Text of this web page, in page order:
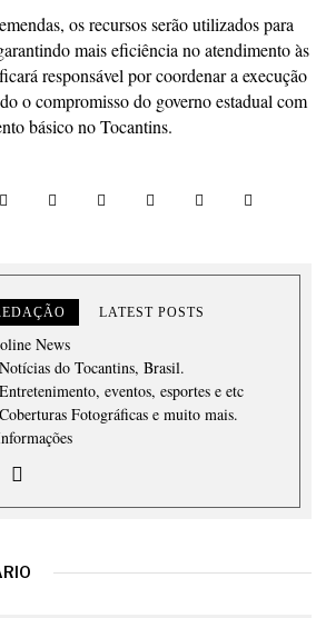
os recursos serão utilizados para
mais eficiência no atendimento às
responsável por coordenar a execução
o compromisso do governo estadual com
básico no Tocantins.
LATEST POSTS
News
do Tocantins, Brasil.
eventos, esportes e etc
Fotográficas e muito mais.